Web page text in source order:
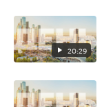
20:29